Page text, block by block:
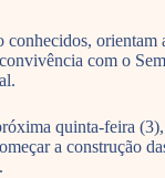
orientam
com o
quinta-feira
a construção